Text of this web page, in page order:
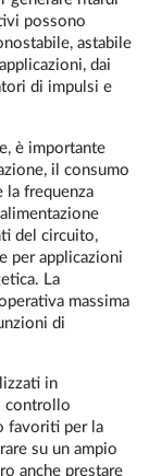
possono
astabile
dai
di impulsi e
è importante
il consumo
la frequenza
del circuito,
per applicazioni
La
massima
di
in
controllo
favoriti per la
su un ampio
anche prestare